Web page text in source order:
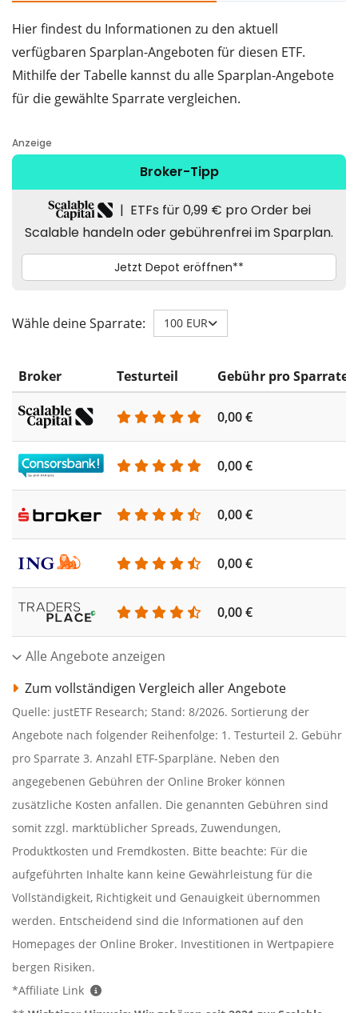
Hier findest du Informationen zu den aktuell
verfügbaren Sparplan-Angeboten für diesen ETF.
Mithilfe der Tabelle kannst du alle Sparplan-Angebote
für die gewählte Sparrate vergleichen.
Wähle deine Sparrate: 100 EUR
Broker Testurteil Gebühr pro Sparrate
0,00 €
0,00 €
0,00 €
0,00 €
0,00 €
Alle Angebote anzeigen
Zum vollständigen Vergleich aller Angebote
Quelle: justETF Research; Stand: 8/2026. Sortierung der
Angebote nach folgender Reihenfolge: 1. Testurteil 2. Gebühr
pro Sparrate 3. Anzahl ETF-Sparpläne. Neben den
angegebenen Gebühren der Online Broker können
zusätzliche Kosten anfallen. Die genannten Gebühren sind
somit zzgl. marktüblicher Spreads, Zuwendungen,
Produktkosten und Fremdkosten. Bitte beachte: Für die
aufgeführten Inhalte kann keine Gewährleistung für die
Vollständigkeit, Richtigkeit und Genauigkeit übernommen
werden. Entscheidend sind die Informationen auf den
Homepages der Online Broker. Investitionen in Wertpapiere
bergen Risiken.
*Affiliate Link